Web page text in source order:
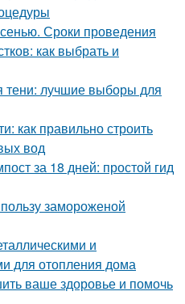
Сроки проведения
как выбрать и
тени: лучшие выборы для
как правильно строить
вод
за 18 дней: простой гид
замороженой
и
для отопления дома
ваше здоровье и помочь